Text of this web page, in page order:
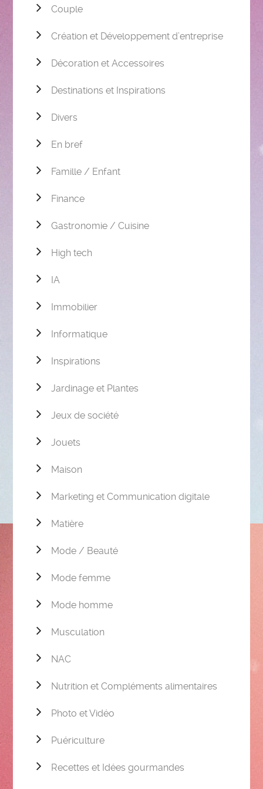
Couple
Création et Développement d’entreprise
Décoration et Accessoires
Destinations et Inspirations
Divers
En bref
Famille / Enfant
Finance
Gastronomie / Cuisine
High tech
IA
Immobilier
Informatique
Inspirations
Jardinage et Plantes
Jeux de société
Jouets
Maison
Marketing et Communication digitale
Matière
Mode / Beauté
Mode femme
Mode homme
Musculation
NAC
Nutrition et Compléments alimentaires
Photo et Vidéo
Puériculture
Recettes et Idées gourmandes